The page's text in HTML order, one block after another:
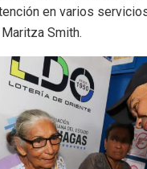
en varios
Smith.